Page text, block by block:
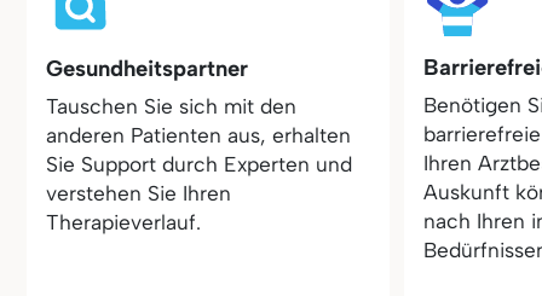
Gesundheitspartner
Tauschen Sie sich mit den
anderen Patienten aus, erhalten
Sie Support durch Experten und
verstehen Sie Ihren
Therapieverlauf.
Benötigen
Ihren
Auskunft
nach Ihren